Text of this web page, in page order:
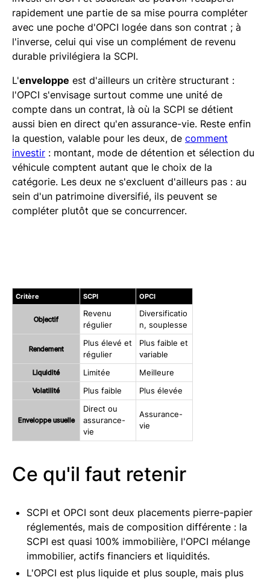
rapidement une partie de sa mise pourra compléter
avec une poche d'OPCI logée dans son contrat ; à
l'inverse, celui qui vise un complément de revenu
durable privilégiera la SCPI.
L'enveloppe est d'ailleurs un critère structurant :
l'OPCI s'envisage surtout comme une unité de
compte dans un contrat, là où la SCPI se détient
aussi bien en direct qu'en assurance-vie. Reste enfin
la question, valable pour les deux, de comment
investir : montant, mode de détention et sélection du
véhicule comptent autant que le choix de la
catégorie. Les deux ne s'excluent d'ailleurs pas : au
sein d'un patrimoine diversifié, ils peuvent se
compléter plutôt que se concurrencer.
Critère SCPI OPCI
Objectif
Revenu
régulier
Diversificatio
n, souplesse
Rendement
Plus élevé et
régulier
Plus faible et
variable
Liquidité Limitée Meilleure
Volatilité Plus faible Plus élevée
Enveloppe usuelle
Direct ou
assurance-
vie
Assurance-
vie
Ce qu'il faut retenir
SCPI et OPCI sont deux placements pierre-papier
réglementés, mais de composition différente : la
SCPI est quasi 100% immobilière, l'OPCI mélange
immobilier, actifs financiers et liquidités.
L'OPCI est plus liquide et plus souple, mais plus